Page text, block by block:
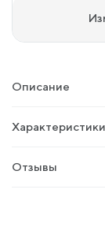
Описание
Характеристики
Отзывы